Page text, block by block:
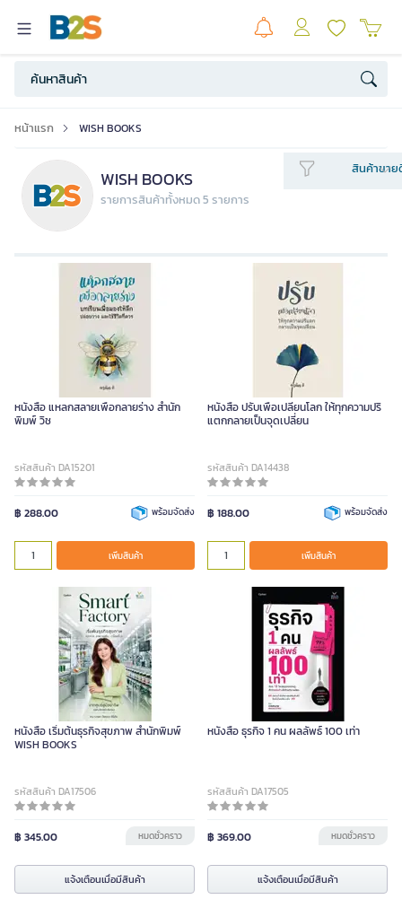
หน้าแรก WISH BOOKS
WISH BOOKS
รายการสินค้าทั้งหมด 5 รายการ
สินค้าขาย
หนังสือ แหลกสลายเพื่อกลายร่าง สำนัก
พิมพ์ วิช
รหัสสินค้า DA15201
฿ 288.00 พร้อมจัดส่ง
เพิ่มสินค้า
หนังสือ ปรับเพื่อเปลี่ยนโลก ให้ทุกความปริ
แตกกลายเป็นจุดเปลี่ยน
รหัสสินค้า DA14438
฿ 188.00 พร้อมจัดส่ง
เพิ่มสินค้า
หนังสือ เริ่มต้นธุรกิจสุขภาพ สำนักพิมพ์
WISH BOOKS
รหัสสินค้า DA17506
฿ 345.00 หมดชั่วคราว
แจ้งเตือนเมื่อมีสินค้า
หนังสือ ธุรกิจ 1 คน ผลลัพธ์ 100 เท่า
รหัสสินค้า DA17505
฿ 369.00 หมดชั่วคราว
แจ้งเตือนเมื่อมีสินค้า